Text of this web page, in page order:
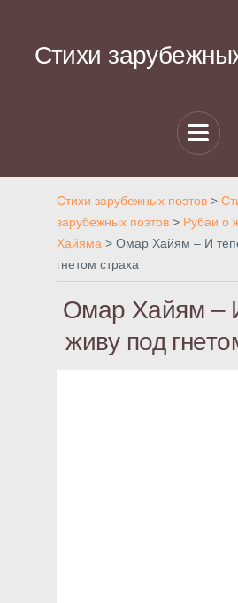
Стихи
Стихи зарубежных поэтов >
зарубежных поэтов > Рубаи о
Хайяма > Омар Хайям – И
гнетом страха
Омар Хайям –
живу под